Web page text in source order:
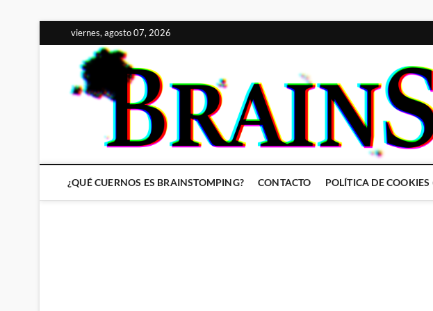
al
contenido
viernes, agosto 07, 2026
¿QUÉ CUERNOS ES BRAINSTOMPING? CONTACTO POLÍTICA DE COOKIES